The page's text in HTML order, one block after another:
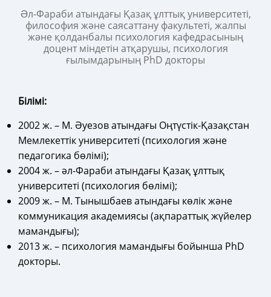
Əл-Фараби атындағы Қазақ ұлттық университеті,
философия және саясаттану факультеті, жалпы
жəне қолданбалы психология кафедрасының
доцент міндетін атқарушы, психология
ғылымдарының PhD докторы
Білімі:
2002 ж. – М. Әуезов атындағы Оңтүстік-Қазақстан
Мемлекеттік университеті (психология және
педагогика бөлімі);
2004 ж. – әл-Фараби атындағы Қазақ ұлттық
университеті (психология бөлімі);
2009 ж. – М. Тынышбаев атындағы көлік және
коммуникация академиясы (ақпараттық жүйелер
мамандығы);
2013 ж. – психология мамандығы бойынша PhD
докторы.